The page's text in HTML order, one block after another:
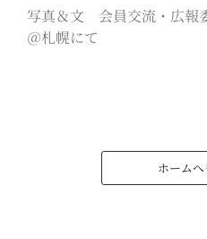
写真＆文 会員交流・広
＠札幌にて
ホーム